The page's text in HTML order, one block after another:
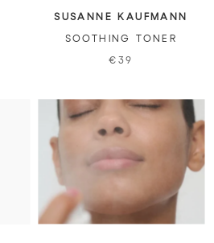
SUSANNE KAUFMANN
SOOTHING TONER
€39